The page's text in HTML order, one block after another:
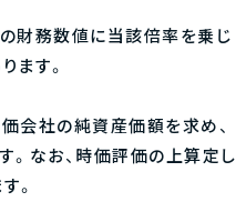
財務数値に当該倍率を乗じ
ます。
会社の純資産価額を求め、
なお、時価評価の上算定し
。